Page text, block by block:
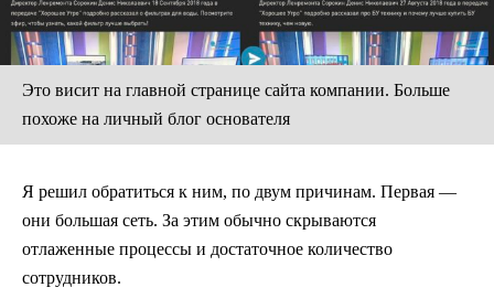
Это висит на главной странице сайта компании. Больше
похоже на личный блог основателя
Я решил обратиться к ним, по двум причинам. Первая —
они большая сеть. За этим обычно скрываются
отлаженные процессы и достаточное количество
сотрудников.